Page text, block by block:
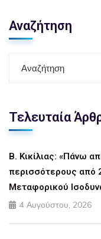
Αναζήτηση
Τελευταία
Β. Κικίλιας: «Πάνω
περισσότερους από
Μεταφορικού
4 Αυγούστου, 2026